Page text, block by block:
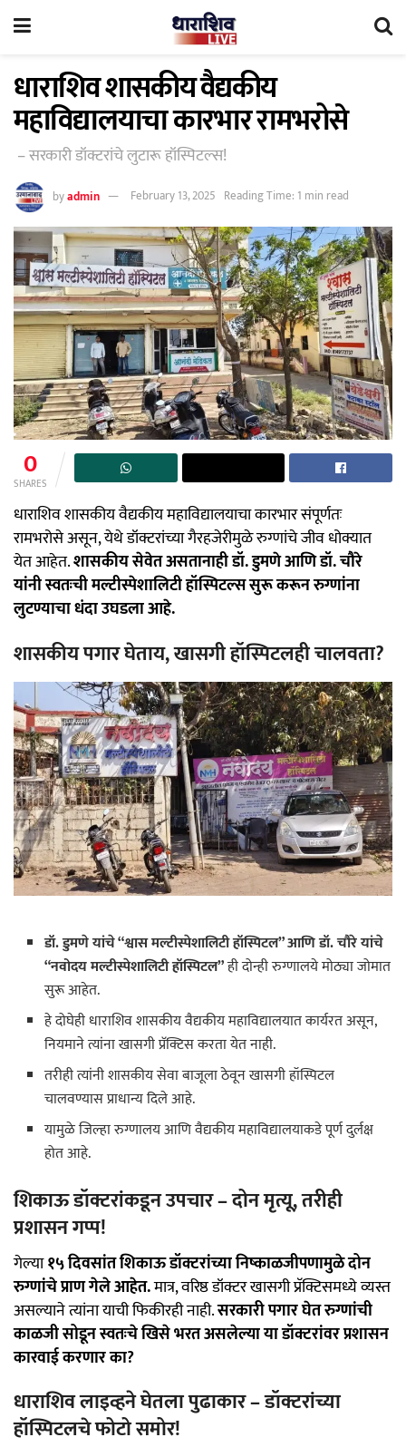
धाराशिव शासकीय वैद्यकीय
महाविद्यालयाचा कारभार रामभरोसे
– सरकारी डॉक्टरांचे लुटारू हॉस्पिटल्स!
byadmin February 13, 2025 Reading Time: 1 min read
0
SHARES
धाराशिव शासकीय वैद्यकीय महाविद्यालयाचा कारभार संपूर्णतः
रामभरोसे असून, येथे डॉक्टरांच्या गैरहजेरीमुळे रुग्णांचे जीव धोक्यात
येत आहेत.शासकीय सेवेत असतानाही डॉ. डुमणे आणि डॉ. चौरे
यांनी स्वतःची मल्टीस्पेशालिटी हॉस्पिटल्स सुरू करून रुग्णांना
लुटण्याचा धंदा उघडला आहे.
शासकीय पगार घेताय, खासगी हॉस्पिटलही चालवता?
डॉ. डुमणे यांचे “श्वास मल्टीस्पेशालिटी हॉस्पिटल” आणि डॉ. चौरे यांचे
“नवोदय मल्टीस्पेशालिटी हॉस्पिटल”ही दोन्ही रुग्णालये मोठ्या जोमात
सुरू आहेत.
हे दोघेही धाराशिव शासकीय वैद्यकीय महाविद्यालयात कार्यरत असून,
नियमाने त्यांना खासगी प्रॅक्टिस करता येत नाही.
तरीही त्यांनी शासकीय सेवा बाजूला ठेवून खासगी हॉस्पिटल
चालवण्यास प्राधान्य दिले आहे.
यामुळे जिल्हा रुग्णालय आणि वैद्यकीय महाविद्यालयाकडे पूर्ण दुर्लक्ष
होत आहे.
शिकाऊ डॉक्टरांकडून उपचार – दोन मृत्यू, तरीही
प्रशासन गप्प!
गेल्या१५ दिवसांत शिकाऊ डॉक्टरांच्या निष्काळजीपणामुळे दोन
रुग्णांचे प्राण गेले आहेत.मात्र, वरिष्ठ डॉक्टर खासगी प्रॅक्टिसमध्ये व्यस्त
असल्याने त्यांना याची फिकीरही नाही.सरकारी पगार घेत रुग्णांची
काळजी सोडून स्वतःचे खिसे भरत असलेल्या या डॉक्टरांवर प्रशासन
कारवाई करणार का?
धाराशिव लाइव्हने घेतला पुढाकार – डॉक्टरांच्या
हॉस्पिटलचे फोटो समोर!